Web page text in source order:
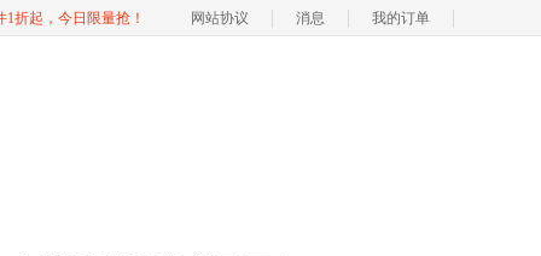
折起，今日限量抢！ 网站协议 消息 我的订单